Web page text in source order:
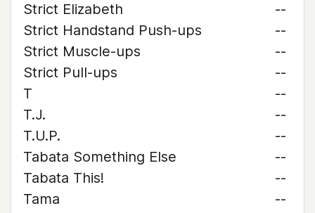
Strict Elizabeth
--
Strict Handstand Push-ups
--
Strict Muscle-ups
--
Strict Pull-ups
--
T
--
T.J.
--
T.U.P.
--
Tabata Something Else
--
Tabata This!
--
Tama
--